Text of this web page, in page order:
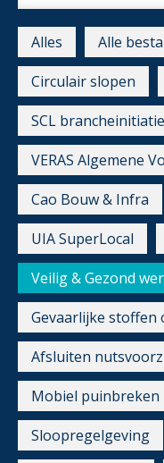
Alles Alle
Circulair slopen
SCL
VERAS Algemene
Cao Bouw & Infra
UIA SuperLocal
Veilig & Gezond
Gevaarlijke stoffen
Afsluiten
Mobiel puinbreken
Sloopregelgeving